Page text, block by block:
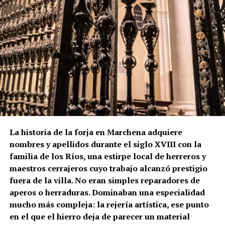
precisamente la torre como una construcción
rematada por chapitel y decorada con azulejos tanto
en el friso como en su coronación.
La lectura de los muros permite plantear que el
actual campanario se levantó sobre una torre
anterior, probablemente medieval. Los dos arcos
aparentemente tapiados visibles bajo el friso
cerámico podrían ser una de las huellas de aquella
fase primitiva, aunque esta hipótesis no debe
presentarse como definitiva mientras no exista una
comprobación arqueológica del paramento.
La formulación histórica más rigurosa sería, por
tanto, que Hernán Ruiz II inspeccionó la torre de San
Juan en 1567 y pudo intervenir en el proyecto de su
transformación, mientras que Diego de Velasco
aparece relacionado con la ejecución o culminación
del chapitel y del campanario durante las últimas
La historia de la forja en Marchena adquiere
nombres y apellidos durante el siglo XVIII con la
familia de los Ríos, una estirpe local de herreros y
maestros cerrajeros cuyo trabajo alcanzó prestigio
fuera de la villa. No eran simples reparadores de
aperos o herraduras. Dominaban una especialidad
mucho más compleja: la rejería artística, ese punto
en el que el hierro deja de parecer un material